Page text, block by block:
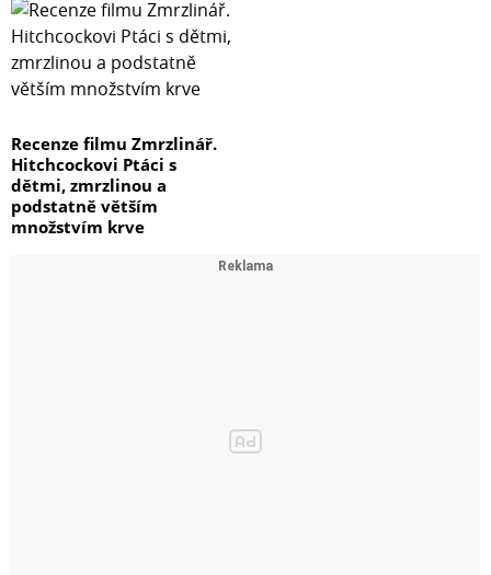
Recenze filmu Zmrzlinář.
Hitchcockovi Ptáci s
dětmi, zmrzlinou a
podstatně větším
množstvím krve